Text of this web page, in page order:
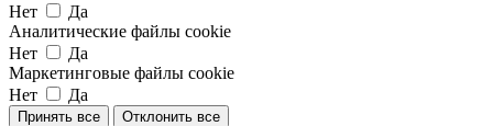
Нет
Да
Аналитические файлы cookie
Нет
Да
Маркетинговые файлы cookie
Нет
Да
Принять все Отклонить все